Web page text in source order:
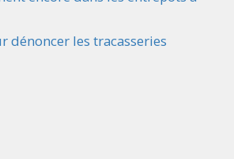
dénoncer les tracasseries